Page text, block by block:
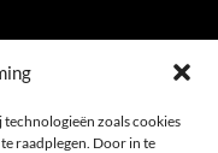
zoals cookies
raadplegen. Door in te